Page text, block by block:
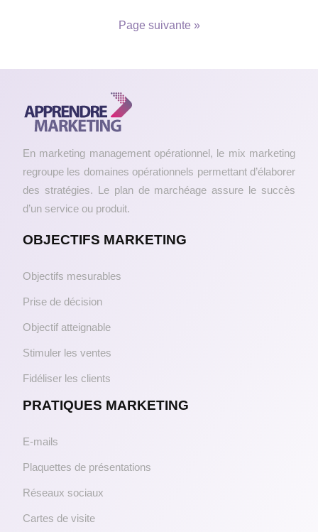
Page suivante »
En marketing management opérationnel, le mix marketing
regroupe les domaines opérationnels permettant d’élaborer
des stratégies. Le plan de marchéage assure le succès
d’un service ou produit.
OBJECTIFS MARKETING
Objectifs mesurables
Prise de décision
Objectif atteignable
Stimuler les ventes
Fidéliser les clients
PRATIQUES MARKETING
E-mails
Plaquettes de présentations
Réseaux sociaux
Cartes de visite